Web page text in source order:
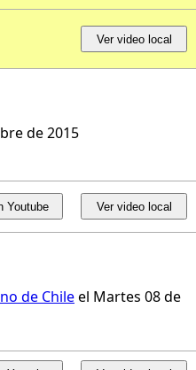
Ver video local
de 2015
Ver video local
Youtube
de Chileel Martes 08 de